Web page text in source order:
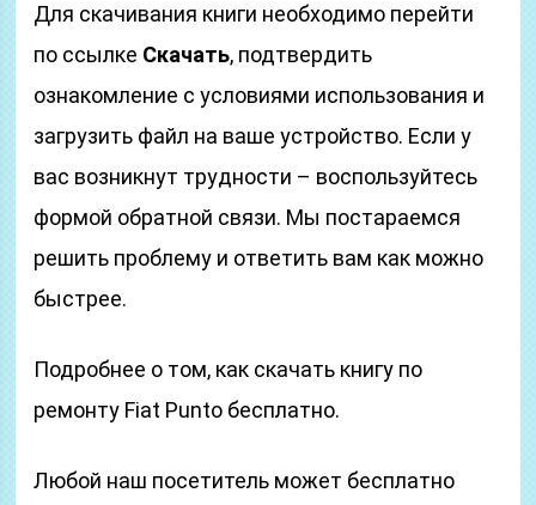
Для скачивания книги необходимо перейти
по ссылке Скачать, подтвердить
ознакомление с условиями использования и
загрузить файл на ваше устройство. Если у
вас возникнут трудности – воспользуйтесь
формой обратной связи. Мы постараемся
решить проблему и ответить вам как можно
быстрее.
Подробнее о том, как скачать книгу по
ремонту Fiat Punto бесплатно.
Любой наш посетитель может бесплатно